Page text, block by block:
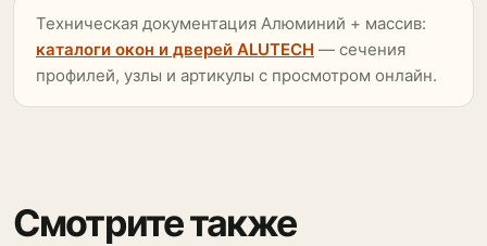
Техническая документация Алюминий + массив:
каталоги окон и дверей ALUTECH — сечения
профилей, узлы и артикулы с просмотром онлайн.
Смотрите также